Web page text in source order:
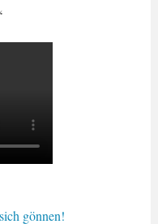
gönnen!